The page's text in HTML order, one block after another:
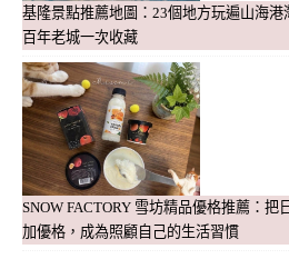
基隆景點推薦地圖：23個地方玩遍山海港
百年老城一次收藏
SNOW FACTORY 雪坊精品優格推薦：
加優格，成為照顧自己的生活習慣